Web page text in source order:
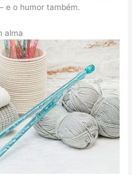
e o humor também.
alma